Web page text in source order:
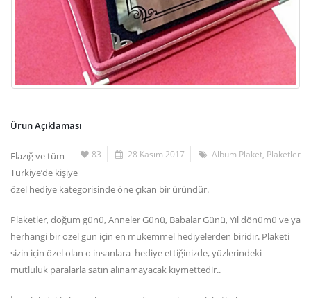
Ürün Açıklaması
83 28 Kasım 2017 Albüm Plaket Plaketler
Elazığ ve tüm
Türkiye’de kişiye
özel hediye kategorisinde öne çıkan bir üründür.
Plaketler, doğum günü, Anneler Günü, Babalar Günü, Yıl dönümü ve ya
herhangi bir özel gün için en mükemmel hediyelerden biridir. Plaketi
sizin için özel olan o insanlara hediye ettiğinizde, yüzlerindeki
mutluluk paralarla satın alınamayacak kıymettedir..